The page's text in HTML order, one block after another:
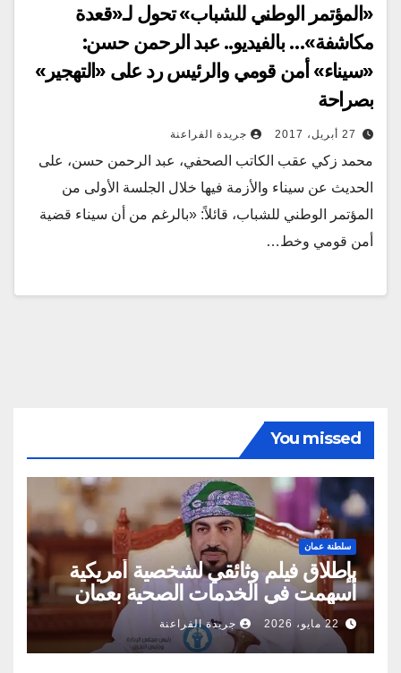
«المؤتمر الوطني للشباب» تحول لـ«قعدة
مكاشفة»… بالفيديو.. عبد الرحمن حسن:
«سيناء» أمن قومي والرئيس رد على «التهجير»
بصراحة
27 أبريل، 2017 جريدة الفراعنة
محمد زكي عقب الكاتب الصحفي، عبد الرحمن حسن، على
الحديث عن سيناء والأزمة فيها خلال الجلسة الأولى من
المؤتمر الوطني للشباب، قائلاً: «بالرغم من أن سيناء قضية
أمن قومي وخط…
You missed
سلطنة عمان
بإطلاق فيلم وثائقي لشخصية أمريكية
أسهمت في الخدمات الصحية بعمان
22 مايو، 2026 جريدة الفراعنة